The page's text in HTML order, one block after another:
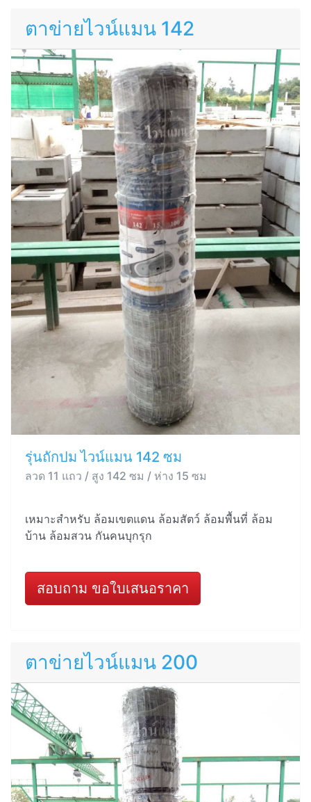
ตาข่ายไวน์แมน 142
รุ่นถักปม ไวน์แมน 142 ซม
ลวด 11 แถว / สูง 142 ซม / ห่าง 15 ซม
เหมาะสำหรับ ล้อมเขตแดน ล้อมสัตว์ ล้อมพื้นที่ ล้อม
บ้าน ล้อมสวน กันคนบุกรุก
สอบถาม ขอใบเสนอราคา
ตาข่ายไวน์แมน 200